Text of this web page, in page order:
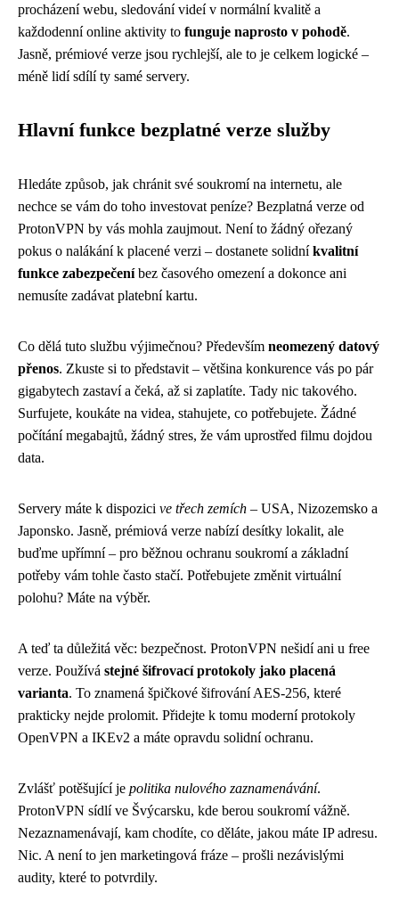
procházení webu, sledování videí v normální kvalitě a
každodenní online aktivity to funguje naprosto v pohodě.
Jasně, prémiové verze jsou rychlejší, ale to je celkem logické –
méně lidí sdílí ty samé servery.
Hlavní funkce bezplatné verze služby
Hledáte způsob, jak chránit své soukromí na internetu, ale
nechce se vám do toho investovat peníze? Bezplatná verze od
ProtonVPN by vás mohla zaujmout. Není to žádný ořezaný
pokus o nalákání k placené verzi – dostanete solidníkvalitní
funkce zabezpečeníbez časového omezení a dokonce ani
nemusíte zadávat platební kartu.
Co dělá tuto službu výjimečnou? Především neomezený datový
přenos. Zkuste si to představit – většina konkurence vás po pár
gigabytech zastaví a čeká, až si zaplatíte. Tady nic takového.
Surfujete, koukáte na videa, stahujete, co potřebujete. Žádné
počítání megabajtů, žádný stres, že vám uprostřed filmu dojdou
data.
Servery máte k dispozici ve třech zemích – USA, Nizozemsko a
Japonsko. Jasně, prémiová verze nabízí desítky lokalit, ale
buďme upřímní – pro běžnou ochranu soukromí a základní
potřeby vám tohle často stačí. Potřebujete změnit virtuální
polohu? Máte na výběr.
A teď ta důležitá věc: bezpečnost. ProtonVPN nešidí ani u free
verze. Používá stejné šifrovací protokoly jako placená
varianta. To znamená špičkové šifrování AES-256, které
prakticky nejde prolomit. Přidejte k tomu moderní protokoly
OpenVPN a IKEv2 a máte opravdu solidní ochranu.
Zvlášť potěšující je politika nulového zaznamenávání.
ProtonVPN sídlí ve Švýcarsku, kde berou soukromí vážně.
Nezaznamenávají, kam chodíte, co děláte, jakou máte IP adresu.
Nic. A není to jen marketingová fráze – prošli nezávislými
audity, které to potvrdily.